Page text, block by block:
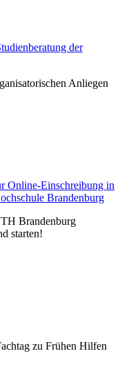
Anliegen
Brandenburg
starten!
zu Frühen Hilfen